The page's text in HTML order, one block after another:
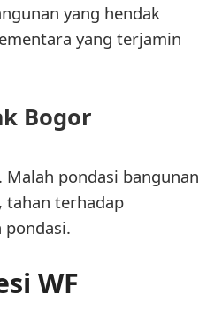
yang hendak
yang terjamin
Bogor
pondasi bangunan
tahan terhadap
pondasi.
WF